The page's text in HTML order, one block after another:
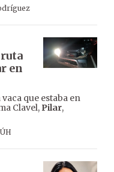
en
que estaba en
Clavel, Pilar,